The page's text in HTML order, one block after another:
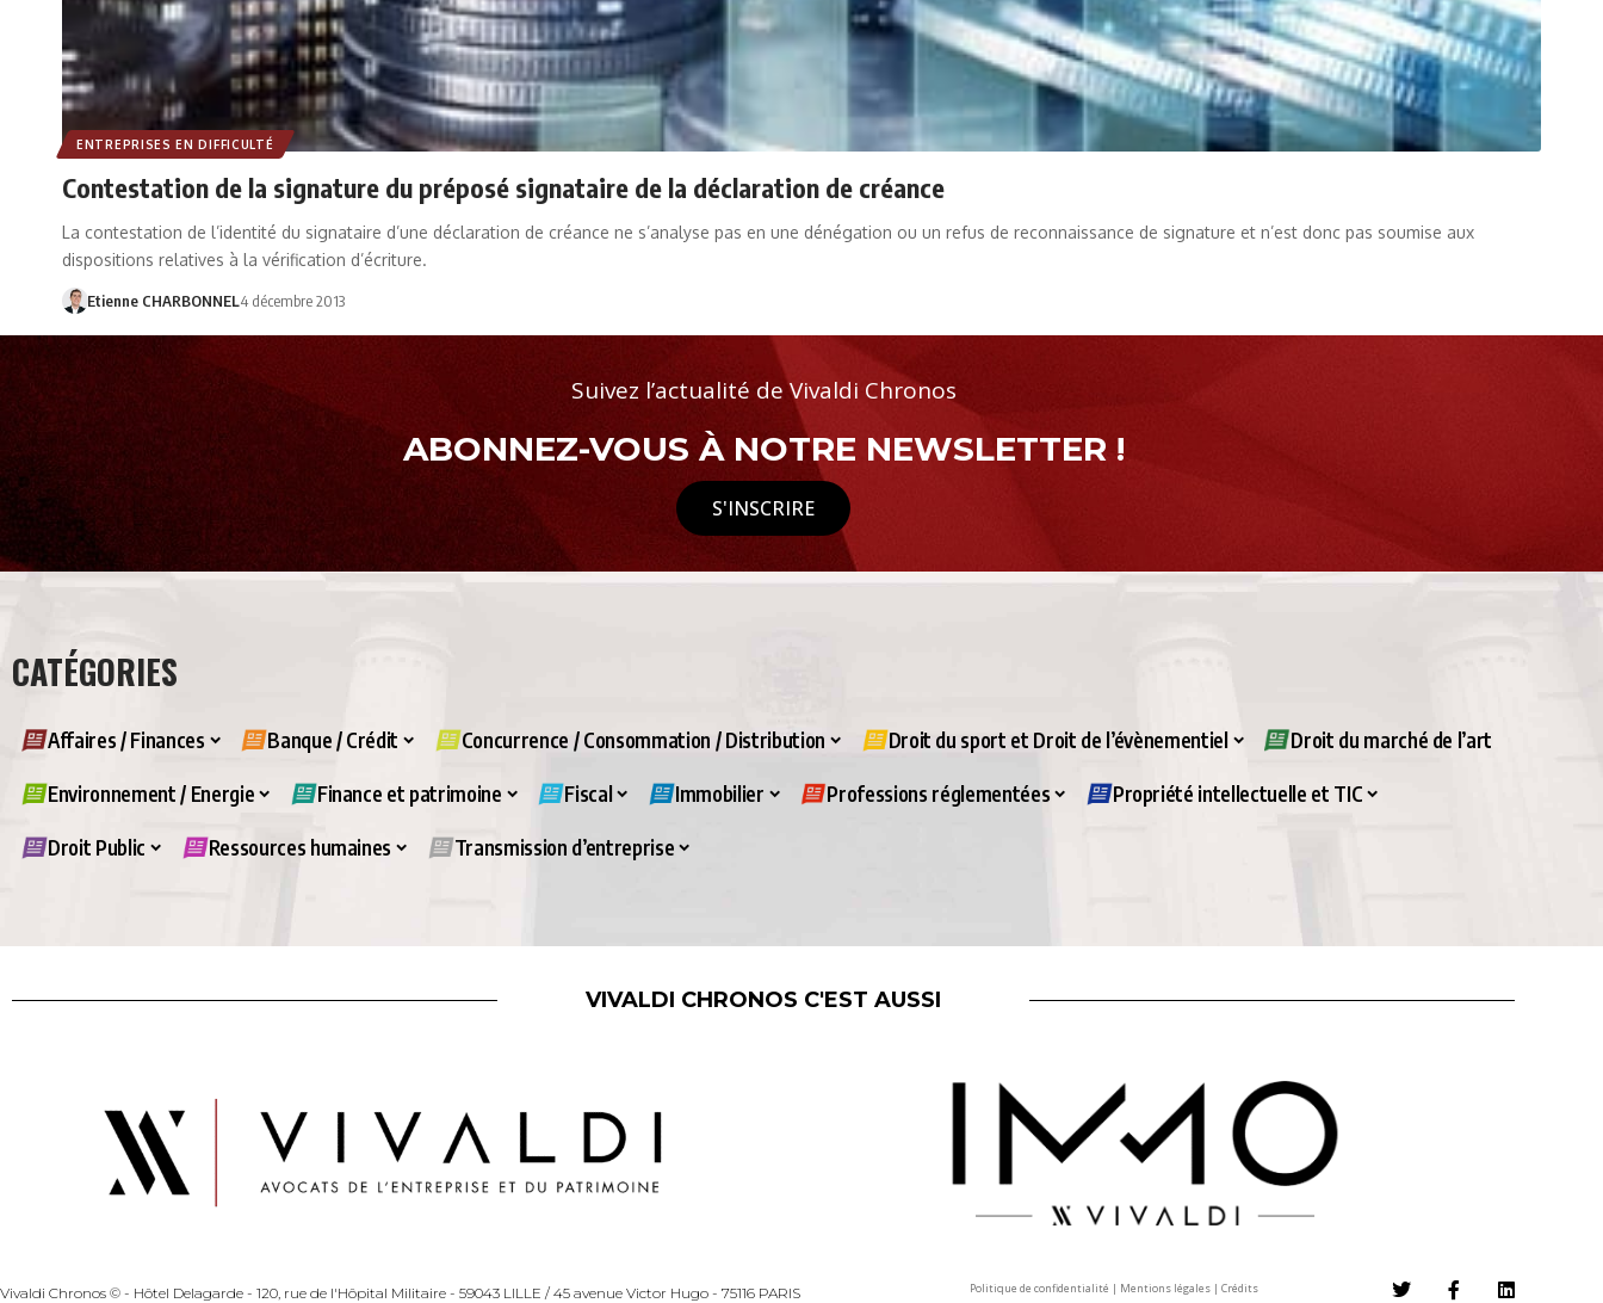
ENTREPRISES EN DIFFICULTÉ
Contestation de la signature du préposé signataire de la déclaration de créance
La contestation de l’identité du signataire d’une déclaration de créance ne s’analyse pas en une dénégation ou un refus de reconnaissance de signature et n’est donc pas soumise aux
dispositions relatives à la vérification d’écriture.
Etienne CHARBONNEL4 décembre 2013
Suivez l’actualité de Vivaldi Chronos
ABONNEZ-VOUS À NOTRE NEWSLETTER !
S'INSCRIRE
CATÉGORIES
Affaires / Finances Banque / Crédit Concurrence / Consommation / Distribution Droit du sport et Droit de l’évènementiel Droit du marché de l’art
Environnement / Energie Finance et patrimoine Fiscal Immobilier Professions réglementées Propriété intellectuelle et TIC
Droit Public Ressources humaines Transmission d’entreprise
VIVALDI CHRONOS C'EST AUSSI
Vivaldi Chronos © - Hôtel Delagarde - 120, rue de l'Hôpital Militaire - 59043 LILLE / 45 avenue Victor Hugo - 75116 PARIS Politique de confidentialité | Mentions légales |Crédits